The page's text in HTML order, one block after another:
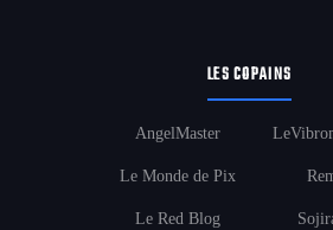
LES COPAINS
AngelMaster
Le Monde de Pix
Le Red Blog